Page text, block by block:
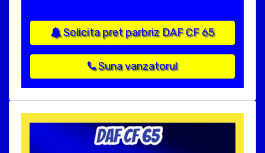
Solicita pret parbriz DAF CF 65
Suna vanzatorul